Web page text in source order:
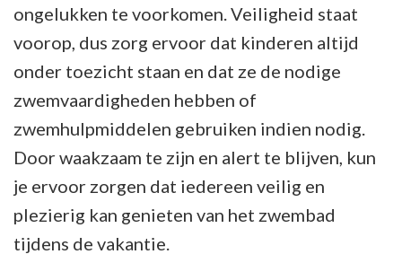
ongelukken te voorkomen. Veiligheid staat
voorop, dus zorg ervoor dat kinderen altijd
onder toezicht staan en dat ze de nodige
zwemvaardigheden hebben of
zwemhulpmiddelen gebruiken indien nodig.
Door waakzaam te zijn en alert te blijven, kun
je ervoor zorgen dat iedereen veilig en
plezierig kan genieten van het zwembad
tijdens de vakantie.